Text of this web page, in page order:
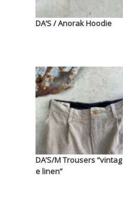
DA’S / Anorak Hoodie
DA’S/M Trousers “vintag
e linen”